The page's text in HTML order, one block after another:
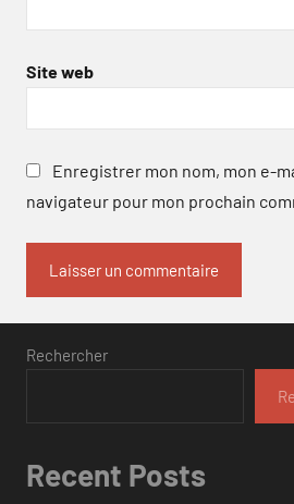
Site web
Enregistrer mon nom, mon e-
navigateur pour mon prochain
Rechercher
Recent Posts